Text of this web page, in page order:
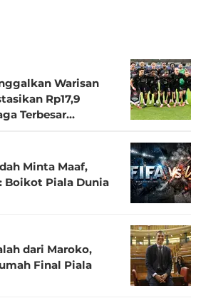
Warisan
Rp17,9
Terbesar
Minta Maaf,
Boikot Piala Dunia
dari Maroko,
Final Piala